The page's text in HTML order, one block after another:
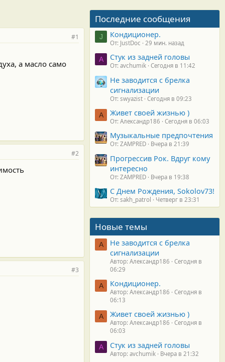
#1
а масло само
#2
#3
Последние сообщения
J Кондиционер.
От: JustDoc 29 мин. назад
A Стук из задней головы
От: avchumik Сегодня в 11:42
Не заводится с брелка
сигнализации
От: swyazist Сегодня в 09:23
А Живет своей жизнью )
От: Александр186 Сегодня в 06:03
Музыкальные предпочтения
От: ZAMPRED Вчера в 21:39
Прогрессив Рок. Вдруг кому
интересно
От: ZAMPRED Вчера в 19:38
С Днем Рождения, Sokolov73!
От: sakh_patrol Четверг в 23:31
Новые темы
А
Не заводится с брелка
сигнализации
Автор: Александр186
Сегодня в
06:29
А Кондиционер.
Автор: Александр186
Сегодня в
06:13
А Живет своей жизнью )
Автор: Александр186
Сегодня в
06:03
A Стук из задней головы
Автор: avchumik Вчера в 21:32